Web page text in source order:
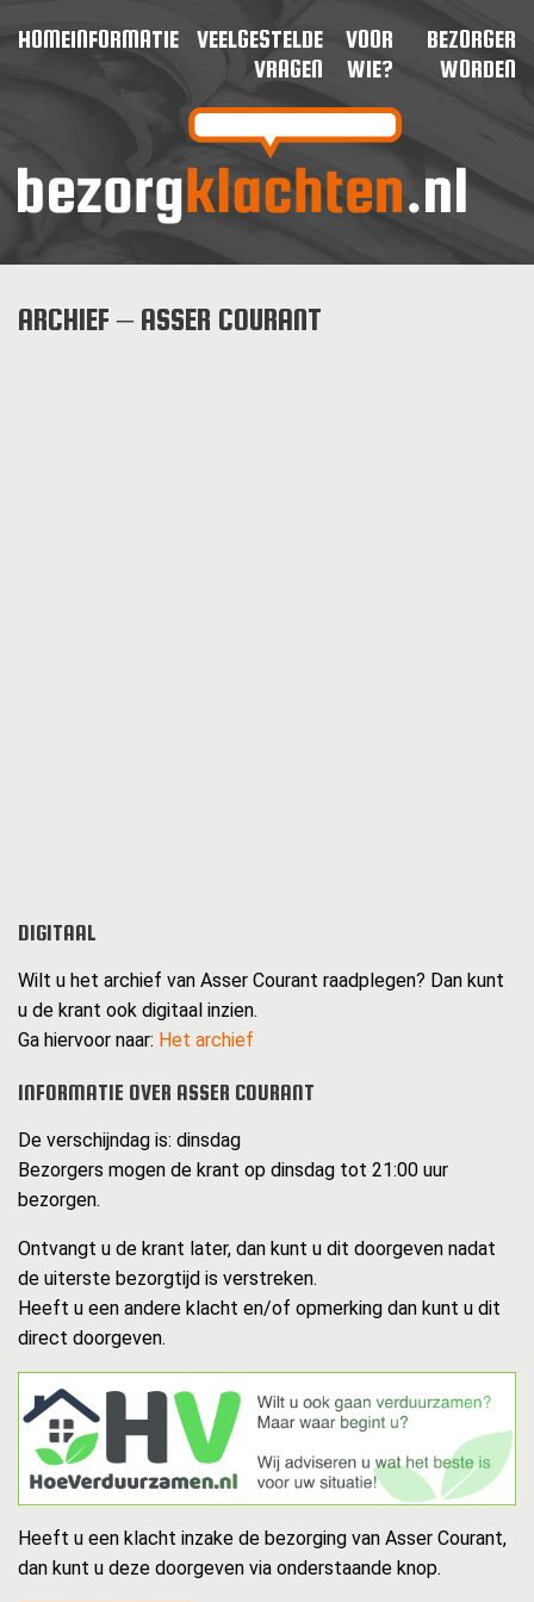
HOMEINFORMATIE
VEELGESTELDE
VRAGEN
VOOR
WIE?
BEZORGER
WORDEN
ARCHIEF – ASSER COURANT
DIGITAAL
Wilt u het archief van Asser Courant raadplegen? Dan kunt
u de krant ook digitaal inzien.
Ga hiervoor naar: Het archief
INFORMATIE OVER ASSER COURANT
De verschijndag is: dinsdag
Bezorgers mogen de krant op dinsdag tot 21:00 uur
bezorgen.
Ontvangt u de krant later, dan kunt u dit doorgeven nadat
de uiterste bezorgtijd is verstreken.
Heeft u een andere klacht en/of opmerking dan kunt u dit
direct doorgeven.
Heeft u een klacht inzake de bezorging van Asser Courant,
dan kunt u deze doorgeven via onderstaande knop.